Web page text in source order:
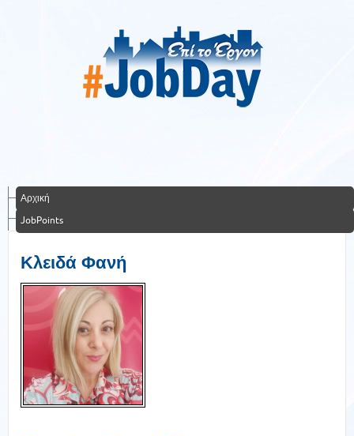
Αρχική
JobPoints
Κλειδά Φανή